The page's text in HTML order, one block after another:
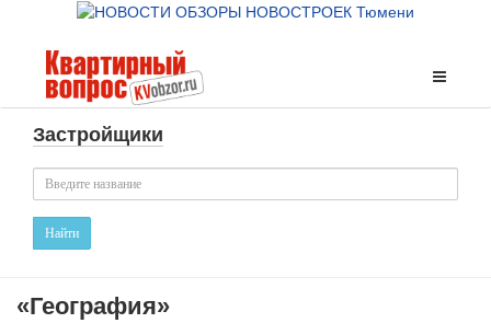
Застройщики
Найти
«География»